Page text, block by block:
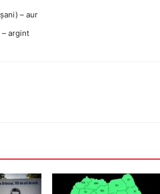
– aur
– argint